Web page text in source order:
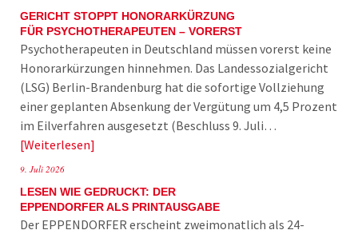
GERICHT STOPPT HONORARKÜRZUNG
FÜR PSYCHOTHERAPEUTEN – VORERST
Psychotherapeuten in Deutschland müssen vorerst keine
Honorarkürzungen hinnehmen. Das Landessozialgericht
(LSG) Berlin-Brandenburg hat die sofortige Vollziehung
einer geplanten Absenkung der Vergütung um 4,5 Prozent
im Eilverfahren ausgesetzt (Beschluss 9. Juli…
Weiterlesen
9. Juli 2026
LESEN WIE GEDRUCKT: DER
EPPENDORFER ALS PRINTAUSGABE
Der EPPENDORFER erscheint zweimonatlich als 24-